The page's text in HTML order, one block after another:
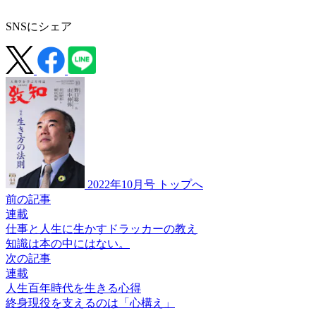
SNSにシェア
2022年10月号 トップへ
前の記事
連載
仕事と人生に生かすドラッカーの教え
知識は本の中にはない。
次の記事
連載
人生百年時代を生きる心得
終身現役を支えるのは 「心構え」